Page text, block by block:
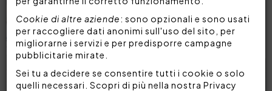
Cookie di altre aziende: sono opzionali e sono usati
per raccogliere dati anonimi sull'uso del sito, per
migliorarne i servizi e per predisporre campagne
pubblicitarie mirate.
Sei tu a decidere se consentire tutti i cookie o solo
quelli necessari. Scopri di più nella nostra Privacy